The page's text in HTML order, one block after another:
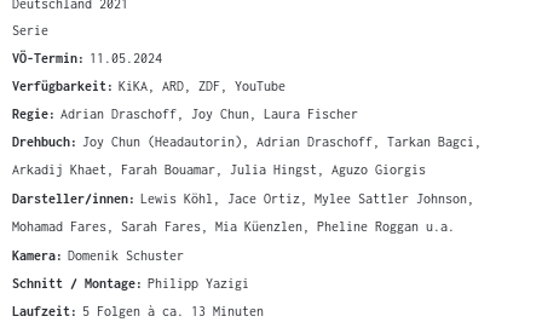
Deutschland 2021
Serie
VÖ-Termin: 11.05.2024
Verfügbarkeit: KiKA, ARD, ZDF, YouTube
Regie: Adrian Draschoff, Joy Chun, Laura Fischer
Drehbuch: Joy Chun (Headautorin), Adrian Draschoff, Tarkan Bagci,
Arkadij Khaet, Farah Bouamar, Julia Hingst, Aguzo Giorgis
Darsteller/innen: Lewis Köhl, Jace Ortiz, Mylee Sattler Johnson,
Mohamad Fares, Sarah Fares, Mia Küenzlen, Pheline Roggan u.a.
Kamera: Domenik Schuster
Schnitt / Montage: Philipp Yazigi
Laufzeit: 5 Folgen à ca. 13 Minuten